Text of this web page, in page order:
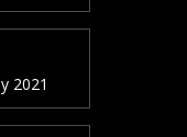
2021